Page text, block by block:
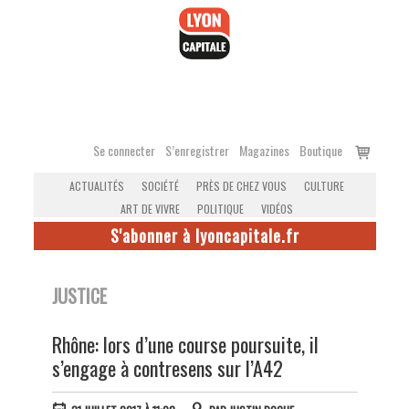
Se connecter S’enregistrer Magazines Boutique
Voir
ACTUALITÉS SOCIÉTÉ PRÈS DE CHEZ VOUS
CULTURE
ART DE VIVRE
POLITIQUE VIDÉOS
S'abonner à lyoncapitale.fr
JUSTICE
Rhône: lors d’une course poursuite, il
s’engage à contresens sur l’A42